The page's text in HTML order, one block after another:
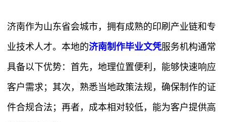
济南作为山东省会城市，拥有成熟的印刷产业链和专
业技术人才。本地的济南制作毕业文凭服务机构通常
具备以下优势：首先，地理位置便利，能够快速响应
客户需求；其次，熟悉当地政策法规，确保制作的证
件合规合法；再者，成本相对较低，能为客户提供高